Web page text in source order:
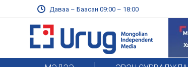
Даваа – Баасан 09:00 – 18:00